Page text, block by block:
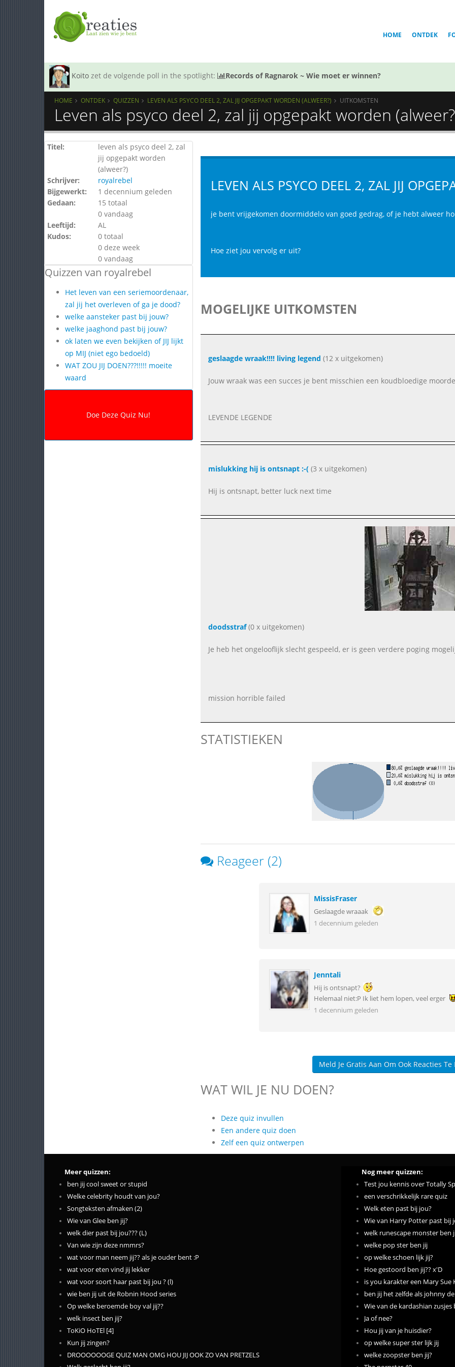
HOME ONTDEK
Koito zet de volgende poll in the spotlight: Records of Ragnarok ~ Wie moet er winnen?
HOME ONTDEK QUIZZEN LEVEN ALS PSYCO DEEL 2, ZAL JIJ OPGEPAKT WORDEN (ALWEER?) UITKOMSTEN
Leven als psyco deel 2, zal jij opgepakt worden
Titel:
leven als psyco deel 2, zal
jij opgepakt worden
(alweer?)
Schrijver:
royalrebel
Bijgewerkt:
1 decennium geleden
Gedaan:
15 totaal
0 vandaag
Leeftijd:
AL
Kudos:
0 totaal
0 deze week
0 vandaag
Quizzen van royalrebel
Het leven van een seriemoordenaar,
zal jij het overleven of ga je dood?
welke aansteker past bij jouw?
welke jaaghond past bij jouw?
ok laten we even bekijken of JIJ lijkt
op MIJ (niet ego bedoeld)
WAT ZOU JIJ DOEN???!!!!! moeite
waard
LEVEN ALS PSYCO DEEL 2, ZAL JIJ
je bent vrijgekomen doormiddelo van goed gedrag, of je hebt alweer
Hoe ziet jou vervolg er uit?
MOGELIJKE UITKOMSTEN
geslaagde wraak!!!! living legend (12 x uitgekomen)
Jouw wraak was een succes je bent misschien een koudbloedige
LEVENDE LEGENDE
mislukking hij is ontsnapt :-( (3 x uitgekomen)
Hij is ontsnapt, better luck next time
doodsstraf(0 x uitgekomen)
Je heb het ongelooflijk slecht gespeeld, er is geen verdere poging
mission horrible failed
STATISTIEKEN
Reageer (2)
MissisFraser
Geslaagde wraaak
1 decennium geleden
Jenntali
Hij is ontsnapt?
Helemaal niet:P Ik liet hem lopen, veel erger
1 decennium geleden
Meld Je Gratis Aan Om Ook Reacties
WAT WIL JE NU DOEN?
Deze quiz invullen
Een andere quiz doen
Zelf een quiz ontwerpen
Meer quizzen:
ben jij cool sweet or stupid
Welke celebrity houdt van jou?
Songteksten afmaken (2)
Wie van Glee ben jij?
welk dier past bij jou??? (L)
Van wie zijn deze nmmrs?
wat voor man neem jij?? als je ouder bent :P
wat voor eten vind jij lekker
wat voor soort haar past bij jou ? (l)
wie ben jij uit de Robnin Hood series
Op welke beroemde boy val jij??
welk insect ben jij?
ToKiO HoTEl [4]
Kun jij zingen?
DROOOOOOGE QUIZ MAN OMG HOU JIJ OOK ZO VAN PRETZELS
Nog meer quizzen:
Test jou kennis over Totally
een verschrikkelijk rare quiz
Welk eten past bij jou?
Wie van Harry Potter past bij
welk runescape monster ben
welke pop ster ben jij
op welke schoen lijk jij?
Hoe gestoord ben jij?? x'D
is you karakter een Mary Sue
ben jij het zelfde als johnny
Wie van de kardashian zusjes
Ja of nee?
Hou jij van je huisdier?
op welke super ster lijk jij
welke zoopster ben jij?